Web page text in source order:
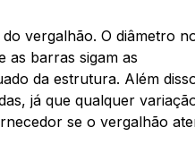
vergalhão. O diâmetro
as barras sigam as
da estrutura. Além
já que qualquer
se o vergalhão